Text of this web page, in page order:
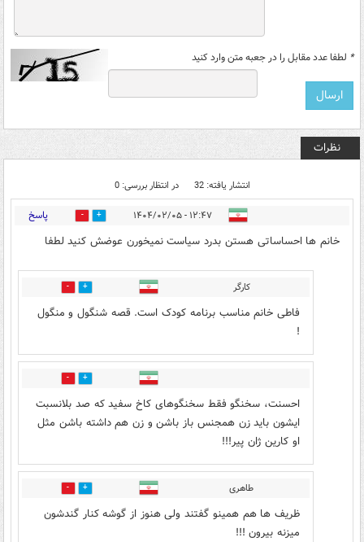
* لطفا عدد مقابل را در جعبه متن وارد کنید
نظرات
انتشار یافته: 32 در انتظار بررسی: 0
۱۲:۴۷ - ۱۴۰۴/۰۲/۰۵ 8 پاسخ
خانم ها احساساتی هستن بدرد سیاست نمیخورن عوضش کنید لطفا
کارگر 5
فاطی خانم مناسب برنامه کودک است. قصه شنگول و منگول
!
0
احسنت، سخنگو فقط سخنگوهای کاخ سفید که صد بلانسبت
ایشون باید زن همجنس باز باشن و زن هم داشته باشن مثل
او کارین ژان پیر!!!
طاهری 0
ظریف ها هم همینو گفتند ولی هنوز از گوشه کنار گندشون
میزنه بیرون !!!